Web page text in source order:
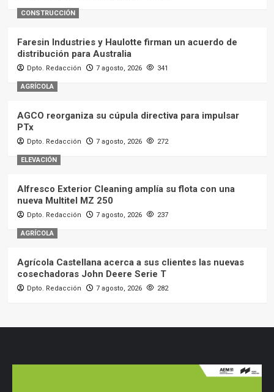
CONSTRUCCIÓN
Faresin Industries y Haulotte firman un acuerdo de
distribución para Australia
Dpto. Redacción 7 agosto, 2026 341
AGRÍCOLA
AGCO reorganiza su cúpula directiva para impulsar
PTx
Dpto. Redacción 7 agosto, 2026 272
ELEVACIÓN
Alfresco Exterior Cleaning amplía su flota con una
nueva Multitel MZ 250
Dpto. Redacción 7 agosto, 2026 237
AGRÍCOLA
Agrícola Castellana acerca a sus clientes las nuevas
cosechadoras John Deere Serie T
Dpto. Redacción 7 agosto, 2026 282